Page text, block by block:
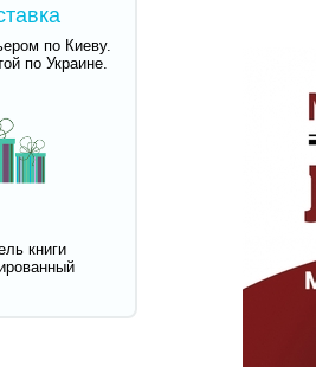
по Киеву.
по Украине.
книги